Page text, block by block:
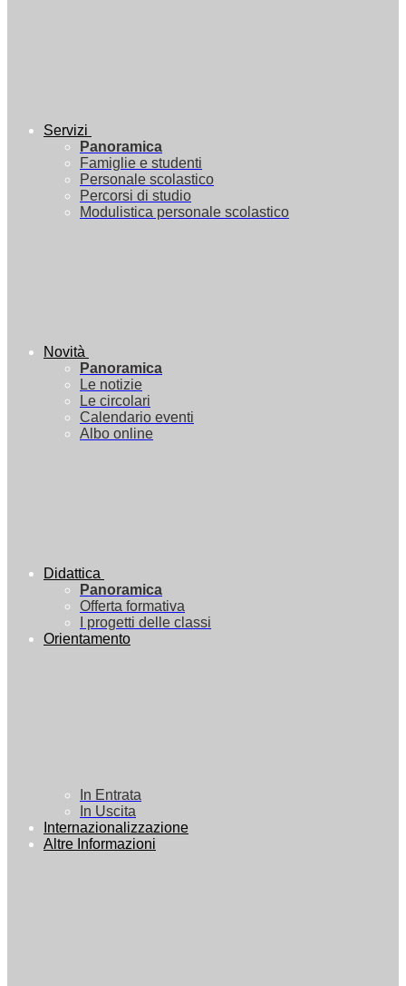
Servizi
Panoramica
Famiglie e studenti
Personale scolastico
Percorsi di studio
Modulistica personale scolastico
Novità
Panoramica
Le notizie
Le circolari
Calendario eventi
Albo online
Didattica
Panoramica
Offerta formativa
I progetti delle classi
Orientamento
In Entrata
In Uscita
Internazionalizzazione
Altre Informazioni